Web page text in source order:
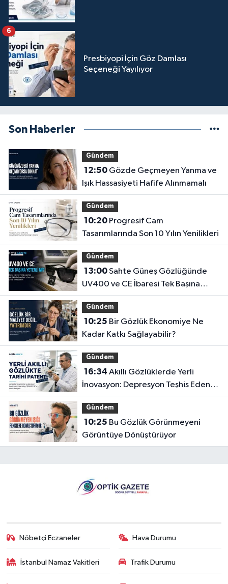
Presbiyopi İçin Göz Damlası
Seçeneği Yayılıyor
6
Son Haberler
Gündem
12:50Gözde Geçmeyen Yanma ve
Işık Hassasiyeti Hafife Alınmamalı
Gündem
10:20Progresif Cam
Tasarımlarında Son 10 Yılın Yenilikleri
Gündem
13:00Sahte Güneş Gözlüğünde
UV400 ve CE İbaresi Tek Başına
Yeterli mi?
Gündem
10:25
Kadar Katkı Sağlayabilir?
Gündem
16:34
İnovasyon: Depresyon Teşhis Eden
Gözlüğe Türkpatent Onayı
Gündem
10:25
Görüntüye Dönüştürüyor
Nöbetçi Eczaneler Hava Durumu
İstanbul Namaz Vakitleri Trafik Durumu